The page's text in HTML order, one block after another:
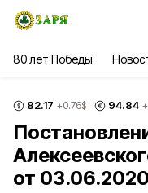
80 лет Победы
82.17 +0.76$ 94.84
от